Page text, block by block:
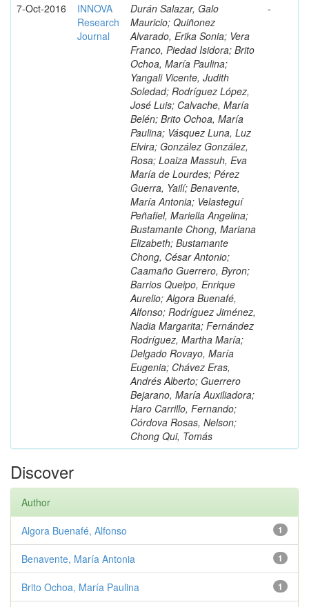
7-Oct-2016
INNOVA
Research
Journal
Durán Salazar, Galo
Mauricio; Quiñonez
Alvarado, Erika Sonia; Vera
Franco, Piedad Isidora; Brito
Ochoa, María Paulina;
Yangali Vicente, Judith
Soledad; Rodríguez López,
José Luis; Calvache, María
Belén; Brito Ochoa, María
Paulina; Vásquez Luna, Luz
Elvira; González González,
Rosa; Loaiza Massuh, Eva
María de Lourdes; Pérez
Guerra, Yailí; Benavente,
María Antonia; Velasteguí
Peñafiel, Mariella Angelina;
Bustamante Chong, Mariana
Elizabeth; Bustamante
Chong, César Antonio;
Caamaño Guerrero, Byron;
Barrios Queipo, Enrique
Aurelio; Algora Buenafé,
Alfonso; Rodríguez Jiménez,
Nadia Margarita; Fernández
Rodríguez, Martha María;
Delgado Rovayo, María
Eugenia; Chávez Eras,
Andrés Alberto; Guerrero
Bejarano, María Auxiliadora;
Haro Carrillo, Fernando;
Córdova Rosas, Nelson;
Chong Qui, Tomás
-
Discover
Author
1
Algora Buenafé, Alfonso
1
Benavente, María Antonia
1
Brito Ochoa, María Paulina